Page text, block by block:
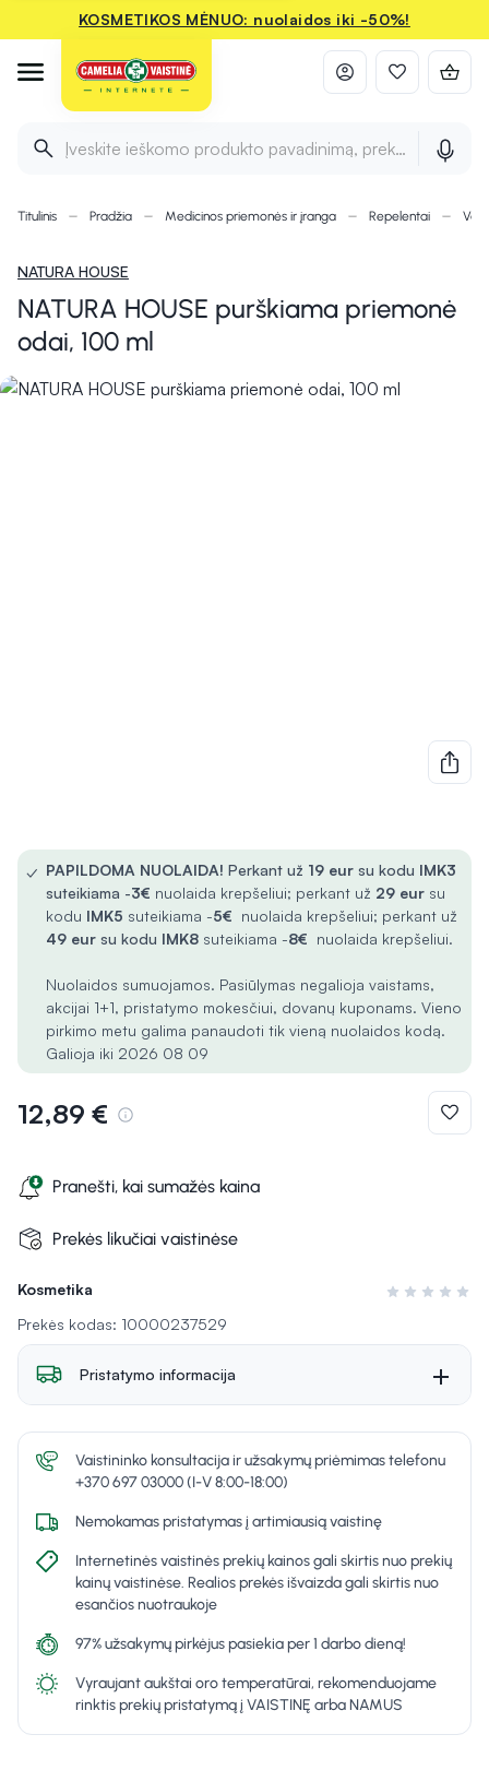
KOSMETIKOS MĖNUO: nuolaidos iki -50%!
Įveskite ieškomo produkto pavadinimą, prekės ženklą ir
Titulinis Pradžia Medicinos priemonės ir įranga Repelentai
NATURA HOUSE
NATURA HOUSE purškiama priemonė
odai, 100 ml
Kosmetika
Įvertinimas 0
Prekės kodas: 10000237529
✓ PAPILDOMA NUOLAIDA! Perkant už 19 eur su kodu IMK3
suteikiama -3€ nuolaida krepšeliui; perkant už 29 eur su
kodu IMK5 suteikiama -5€ nuolaida krepšeliui; perkant už
49 eur su kodu IMK8 suteikiama -8€ nuolaida krepšeliui.
Nuolaidos sumuojamos. Pasiūlymas negalioja vaistams,
akcijai 1+1, pristatymo mokesčiui, dovanų kuponams. Vieno
pirkimo metu galima panaudoti tik vieną nuolaidos kodą.
Galioja iki 2026 08 09
12,89 €
Pranešti, kai sumažės kaina
Prekės likučiai vaistinėse
Pristatymo informacija
Vaistininko konsultacija ir užsakymų priėmimas telefonu
+370 697 03000 (I-V 8:00-18:00)
Nemokamas pristatymas į artimiausią vaistinę
Internetinės vaistinės prekių kainos gali skirtis nuo prekių
kainų vaistinėse. Realios prekės išvaizda gali skirtis nuo
esančios nuotraukoje
97% užsakymų pirkėjus pasiekia per 1 darbo dieną!
Vyraujant aukštai oro temperatūrai, rekomenduojame
rinktis prekių pristatymą į VAISTINĘ arba NAMUS